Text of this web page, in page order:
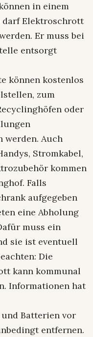
in einem
darf Elektroschrott
Er muss bei
entsorgt
können kostenlos
zum
oder
werden. Auch
Stromkabel,
kommen
Falls
aufgegeben
eine Abholung
muss ein
sie ist eventuell
Die
kann kommunal
Informationen hat
Batterien vor
entfernen.